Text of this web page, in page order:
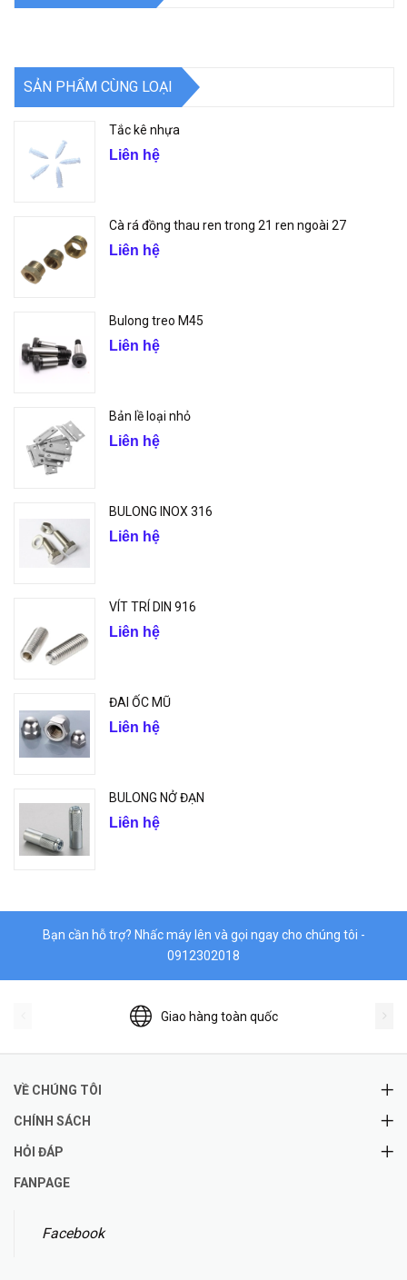
SẢN PHẨM CÙNG LOẠI
Tắc kê nhựa
Liên hệ
Cà rá đồng thau ren trong 21 ren ngoài 27
Liên hệ
Bulong treo M45
Liên hệ
Bản lề loại nhỏ
Liên hệ
BULONG INOX 316
Liên hệ
VÍT TRÍ DIN 916
Liên hệ
ĐAI ỐC MŨ
Liên hệ
BULONG NỞ ĐẠN
Liên hệ
Bạn cần hỗ trợ? Nhấc máy lên và gọi ngay cho chúng tôi -
0912302018
Giao hàng toàn quốc
VỀ CHÚNG TÔI
CHÍNH SÁCH
HỎI ĐÁP
FANPAGE
Facebook